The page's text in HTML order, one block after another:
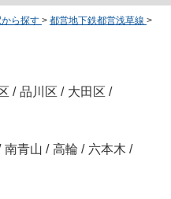
ら探す > 都営地下鉄都営浅草線 >
/ 品川区 / 大田区 /
南青山 / 高輪 / 六本木 /